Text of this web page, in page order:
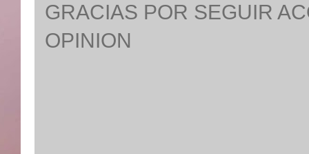
GRACIAS POR SEGUIR
OPINION